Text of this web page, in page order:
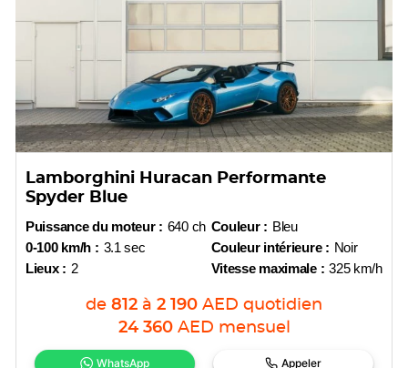
Lamborghini Huracan Performante
Spyder Blue
Puissance du moteur : 640 ch
0-100 km/h : 3.1 sec
Lieux : 2
Couleur : Bleu
Couleur intérieure : Noir
Vitesse maximale : 325 km/h
de 812 à 2 190 AED quotidien
24 360 AED mensuel
WhatsApp Appeler